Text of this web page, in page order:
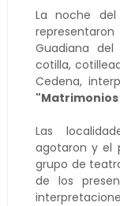
La noche
Guadiana
cotilla,
Cedena,
Las
agotaron y el
grupo de
de los